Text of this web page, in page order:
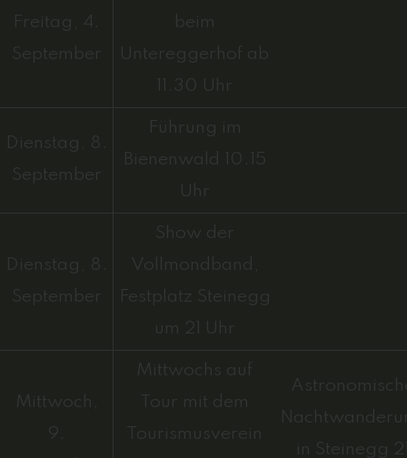
Freitag, 4.
September
beim
Untereggerhof ab
11.30 Uhr
Dienstag, 8.
September
Führung im
Bienenwald 10.15
Uhr
Dienstag, 8.
September
Show der
Vollmondband,
Festplatz Steinegg
um 21 Uhr
Mittwoch,
9.
Mittwochs auf
Tour mit dem
Tourismusverein
in Steinegg